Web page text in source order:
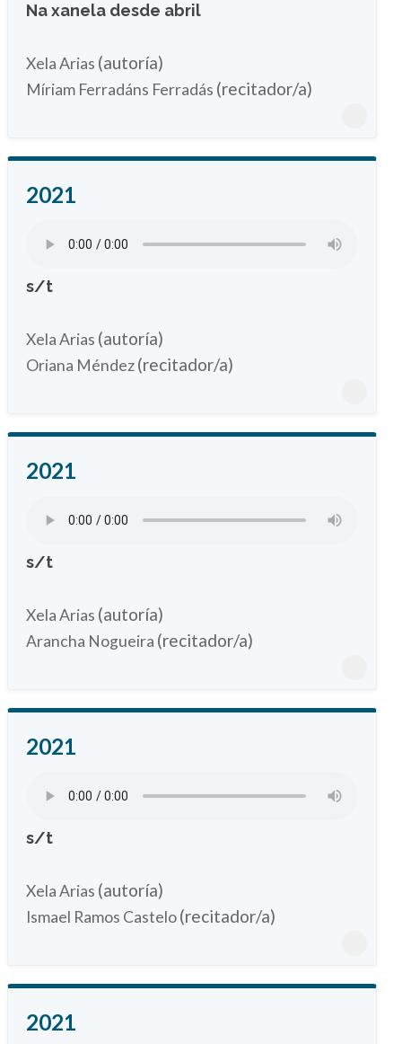
Na xanela desde abril
Xela Arias (autoría)
Míriam Ferradáns Ferradás (recitador/a)
2021
s/t
Xela Arias (autoría)
Oriana Méndez(recitador/a)
2021
s/t
Xela Arias (autoría)
Arancha Nogueira (recitador/a)
2021
s/t
Xela Arias (autoría)
Ismael Ramos Castelo(recitador/a)
2021